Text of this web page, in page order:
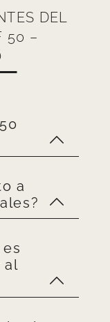
DEL
50 –
tu ropa
de
a
nuevo
un
alto
al